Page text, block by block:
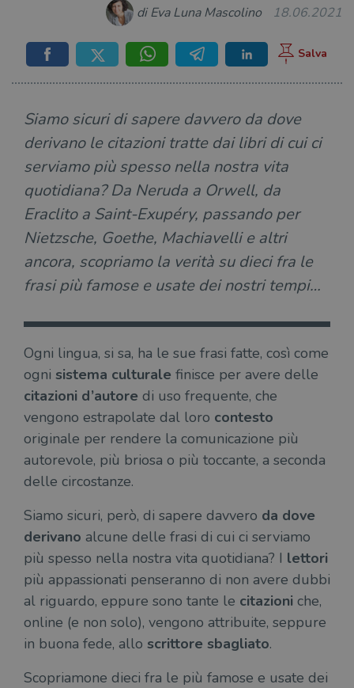
di Eva Luna Mascolino 18.06.2021
Siamo sicuri di sapere davvero da dove
derivano le citazioni tratte dai libri di cui ci
serviamo più spesso nella nostra vita
quotidiana? Da Neruda a Orwell, da
Eraclito a Saint-Exupéry, passando per
Nietzsche, Goethe, Machiavelli e altri
ancora, scopriamo la verità su dieci fra le
frasi più famose e usate dei nostri tempi…
Ogni lingua, si sa, ha le sue frasi fatte, così come
ogni sistema culturale finisce per avere delle
citazioni d’autore di uso frequente, che
vengono estrapolate dal loro contesto
originale per rendere la comunicazione più
autorevole, più briosa o più toccante, a seconda
delle circostanze.
Siamo sicuri, però, di sapere davvero da dove
derivano alcune delle frasi di cui ci serviamo
più spesso nella nostra vita quotidiana? I lettori
più appassionati penseranno di non avere dubbi
al riguardo, eppure sono tante le citazioni che,
online (e non solo), vengono attribuite, seppure
in buona fede, allo scrittore sbagliato.
Scopriamone dieci fra le più famose e usate dei